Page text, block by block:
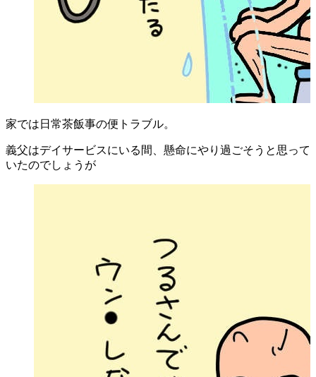
家では日常茶飯事の便トラブル。
義父はデイサービスにいる間、懸命にやり過ごそうと思って
いたのでしょうが